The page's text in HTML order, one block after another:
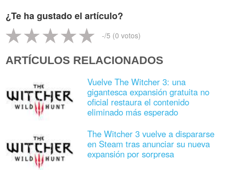
¿Te ha gustado el artículo?
-/5 (0 votos)
ARTÍCULOS RELACIONADOS
Vuelve The Witcher 3: una
gigantesca expansión gratuita no
oficial restaura el contenido
eliminado más esperado
The Witcher 3 vuelve a dispararse
en Steam tras anunciar su nueva
expansión por sorpresa